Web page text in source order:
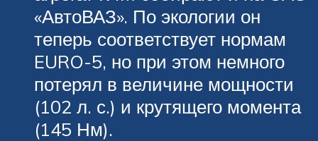
«АвтоВАЗ». По экологии он
теперь соответствует нормам
EURO-5, но при этом немного
потерял в величине мощности
(102 л. с.) и крутящего момента
(145 Нм).